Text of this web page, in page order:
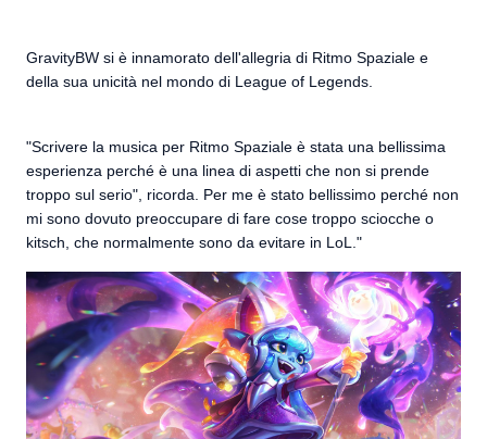
GravityBW si è innamorato dell'allegria di Ritmo Spaziale e
della sua unicità nel mondo di League of Legends.
"Scrivere la musica per Ritmo Spaziale è stata una bellissima
esperienza perché è una linea di aspetti che non si prende
troppo sul serio", ricorda. Per me è stato bellissimo perché non
mi sono dovuto preoccupare di fare cose troppo sciocche o
kitsch, che normalmente sono da evitare in LoL."